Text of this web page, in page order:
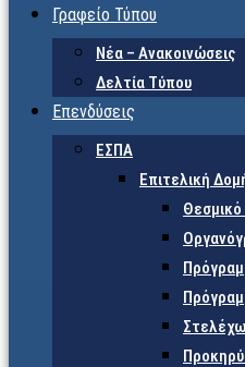
Γραφείο Τύπου
Νέα – Ανακοινώσεις
Δελτία Τύπου
Επενδύσεις
ΕΣΠΑ
Επιτελική
Θεσμικό